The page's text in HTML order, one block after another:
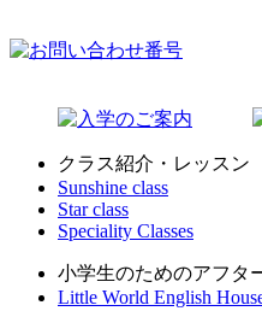
クラス紹介・レッスン
Sunshine class
Star class
Speciality Classes
小学生のためのアフタ
Little World English